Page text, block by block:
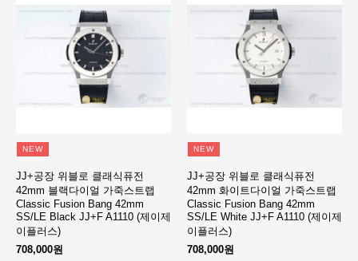
NEW
JJ+공장 위블로 클래식퓨전
42mm 블랙다이얼 가죽스트랩
Classic Fusion Bang 42mm
SS/LE Black JJ+F A1110 (제이제
이플러스)
708,000원
NEW
JJ+공장 위블로 클래식퓨전
42mm 화이트다이얼 가죽스트랩
Classic Fusion Bang 42mm
SS/LE White JJ+F A1110 (제이제
이플러스)
708,000원